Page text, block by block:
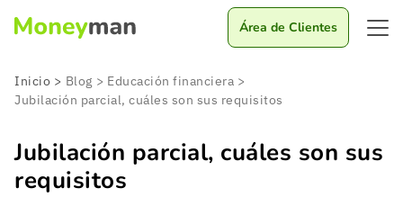
Área de Clientes
Inicio > Blog > Educación financiera >
Jubilación parcial, cuáles son sus requisitos
Jubilación parcial, cuáles son sus
requisitos